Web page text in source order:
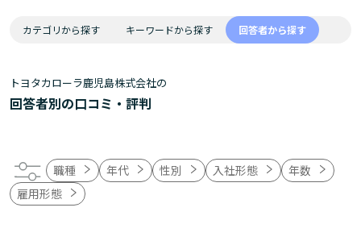
カテゴリから探す キーワードから探す 回答者から探す
トヨタカローラ鹿児島株式会社の
回答者別の口コミ・評判
職種 年代 性別 入社形態
年数
雇用形態